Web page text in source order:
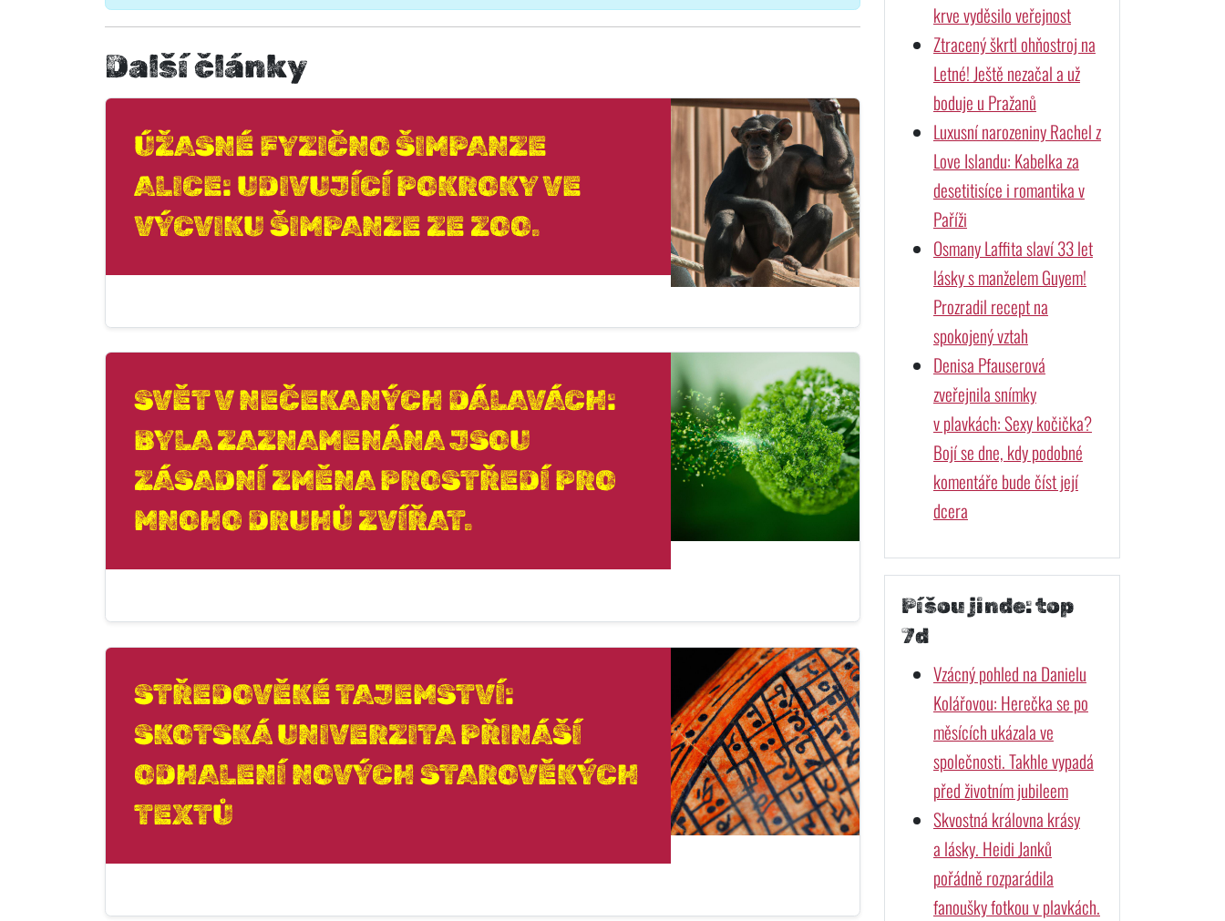
Další články
ÚŽASNÉ FYZIČNO ŠIMPANZE
ALICE: UDIVUJÍCÍ POKROKY VE
VÝCVIKU ŠIMPANZE ZE ZOO.
SVĚT V NEČEKANÝCH DÁLAVÁCH:
BYLA ZAZNAMENÁNA JSOU
ZÁSADNÍ ZMĚNA PROSTŘEDÍ PRO
MNOHO DRUHŮ ZVÍŘAT.
STŘEDOVĚKÉ TAJEMSTVÍ:
SKOTSKÁ UNIVERZITA PŘINÁŠÍ
ODHALENÍ NOVÝCH STAROVĚKÝCH
TEXTŮ
krve vyděsilo veřejnost
Ztracený škrtl ohňostroj na
Letné! Ještě nezačal a už
boduje u Pražanů
Luxusní narozeniny Rachel z
Love Islandu: Kabelka za
desetitisíce i romantika v
Paříži
Osmany Laffita slaví 33 let
lásky s manželem Guyem!
Prozradil recept na
spokojený vztah
Denisa Pfauserová
zveřejnila snímky
v plavkách: Sexy kočička?
Bojí se dne, kdy podobné
komentáře bude číst její
dcera
Píšou jinde: top
7d
Vzácný pohled na Danielu
Kolářovou: Herečka se po
měsících ukázala ve
společnosti. Takhle vypadá
před životním jubileem
Skvostná královna krásy
a lásky. Heidi Janků
pořádně rozparádila
fanoušky fotkou v plavkách.